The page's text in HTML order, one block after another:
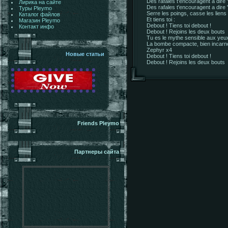
Лирика на сайте
Туры Pleymo
Каталог файлов
Магазин Pleymo
Контакт инфо
Новые статьи
Friends Pleymo
Партнеры сайта
Des rafales t'encouragent а dire
Serre les poings, casse les liens
Et tiens toi :
Debout ! Tiens toi debout !
Debout ! Rejoins les deux bouts
Tu es le mythe sensible aux
La bombe compacte, bien
Zephyr x4
Debout ! Tiens toi debout !
Debout ! Rejoins les deux bouts